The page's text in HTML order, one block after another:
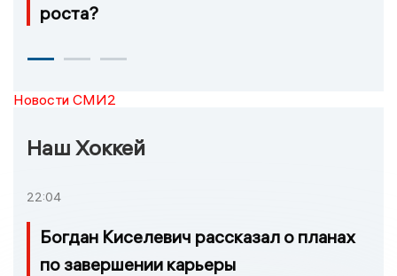
роста?
Новости СМИ2
Наш Хоккей
22:04
Богдан Киселевич рассказал о планах
по завершении карьеры